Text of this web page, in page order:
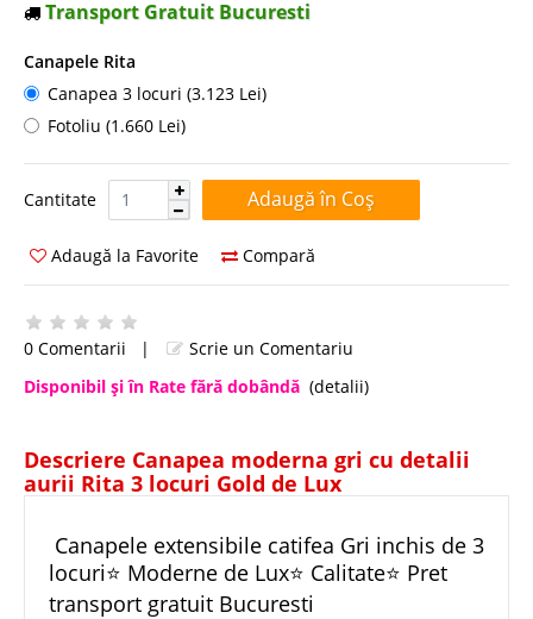
Transport Gratuit Bucuresti
Canapele Rita
Canapea 3 locuri (3.123 Lei)
Fotoliu (1.660 Lei)
Cantitate Cantitate:
Adaugă la Favorite Compară
0 Comentarii |
Scrie un Comentariu
Disponibil şi în Rate fără dobândă (detalii)
Descriere Canapea moderna gri cu detalii
aurii Rita 3 locuri Gold de Lux
Canapele extensibile catifea Gri inchis de 3
locuri⭐ Moderne de Lux⭐ Calitate⭐ Pret
transport gratuit Bucuresti